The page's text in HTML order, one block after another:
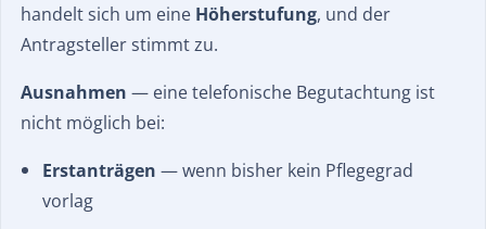
handelt sich um eine Höherstufung, und der
Antragsteller stimmt zu.
Ausnahmen — eine telefonische Begutachtung ist
nicht möglich bei:
Erstanträgen — wenn bisher kein Pflegegrad
vorlag